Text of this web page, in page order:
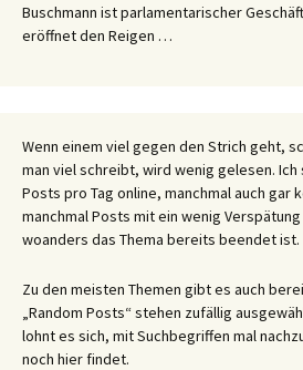
Buschmann ist parlamentarischer
eröffnet den Reigen …
Wenn einem viel gegen den Strich geht,
man viel schreibt, wird wenig gelesen.
Posts pro Tag online, manchmal auch gar
manchmal Posts mit ein wenig
woanders das Thema bereits beendet ist.
Zu den meisten Themen gibt es auch
„Random Posts“ stehen zufällig
lohnt es sich, mit Suchbegriffen mal
noch hier findet.